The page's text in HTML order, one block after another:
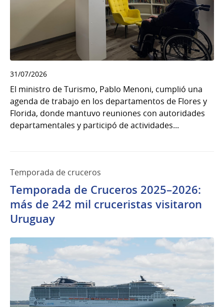
31/07/2026
El ministro de Turismo, Pablo Menoni, cumplió una
agenda de trabajo en los departamentos de Flores y
Florida, donde mantuvo reuniones con autoridades
departamentales y participó de actividades...
Temporada de cruceros
Temporada de Cruceros 2025–2026:
más de 242 mil cruceristas visitaron
Uruguay